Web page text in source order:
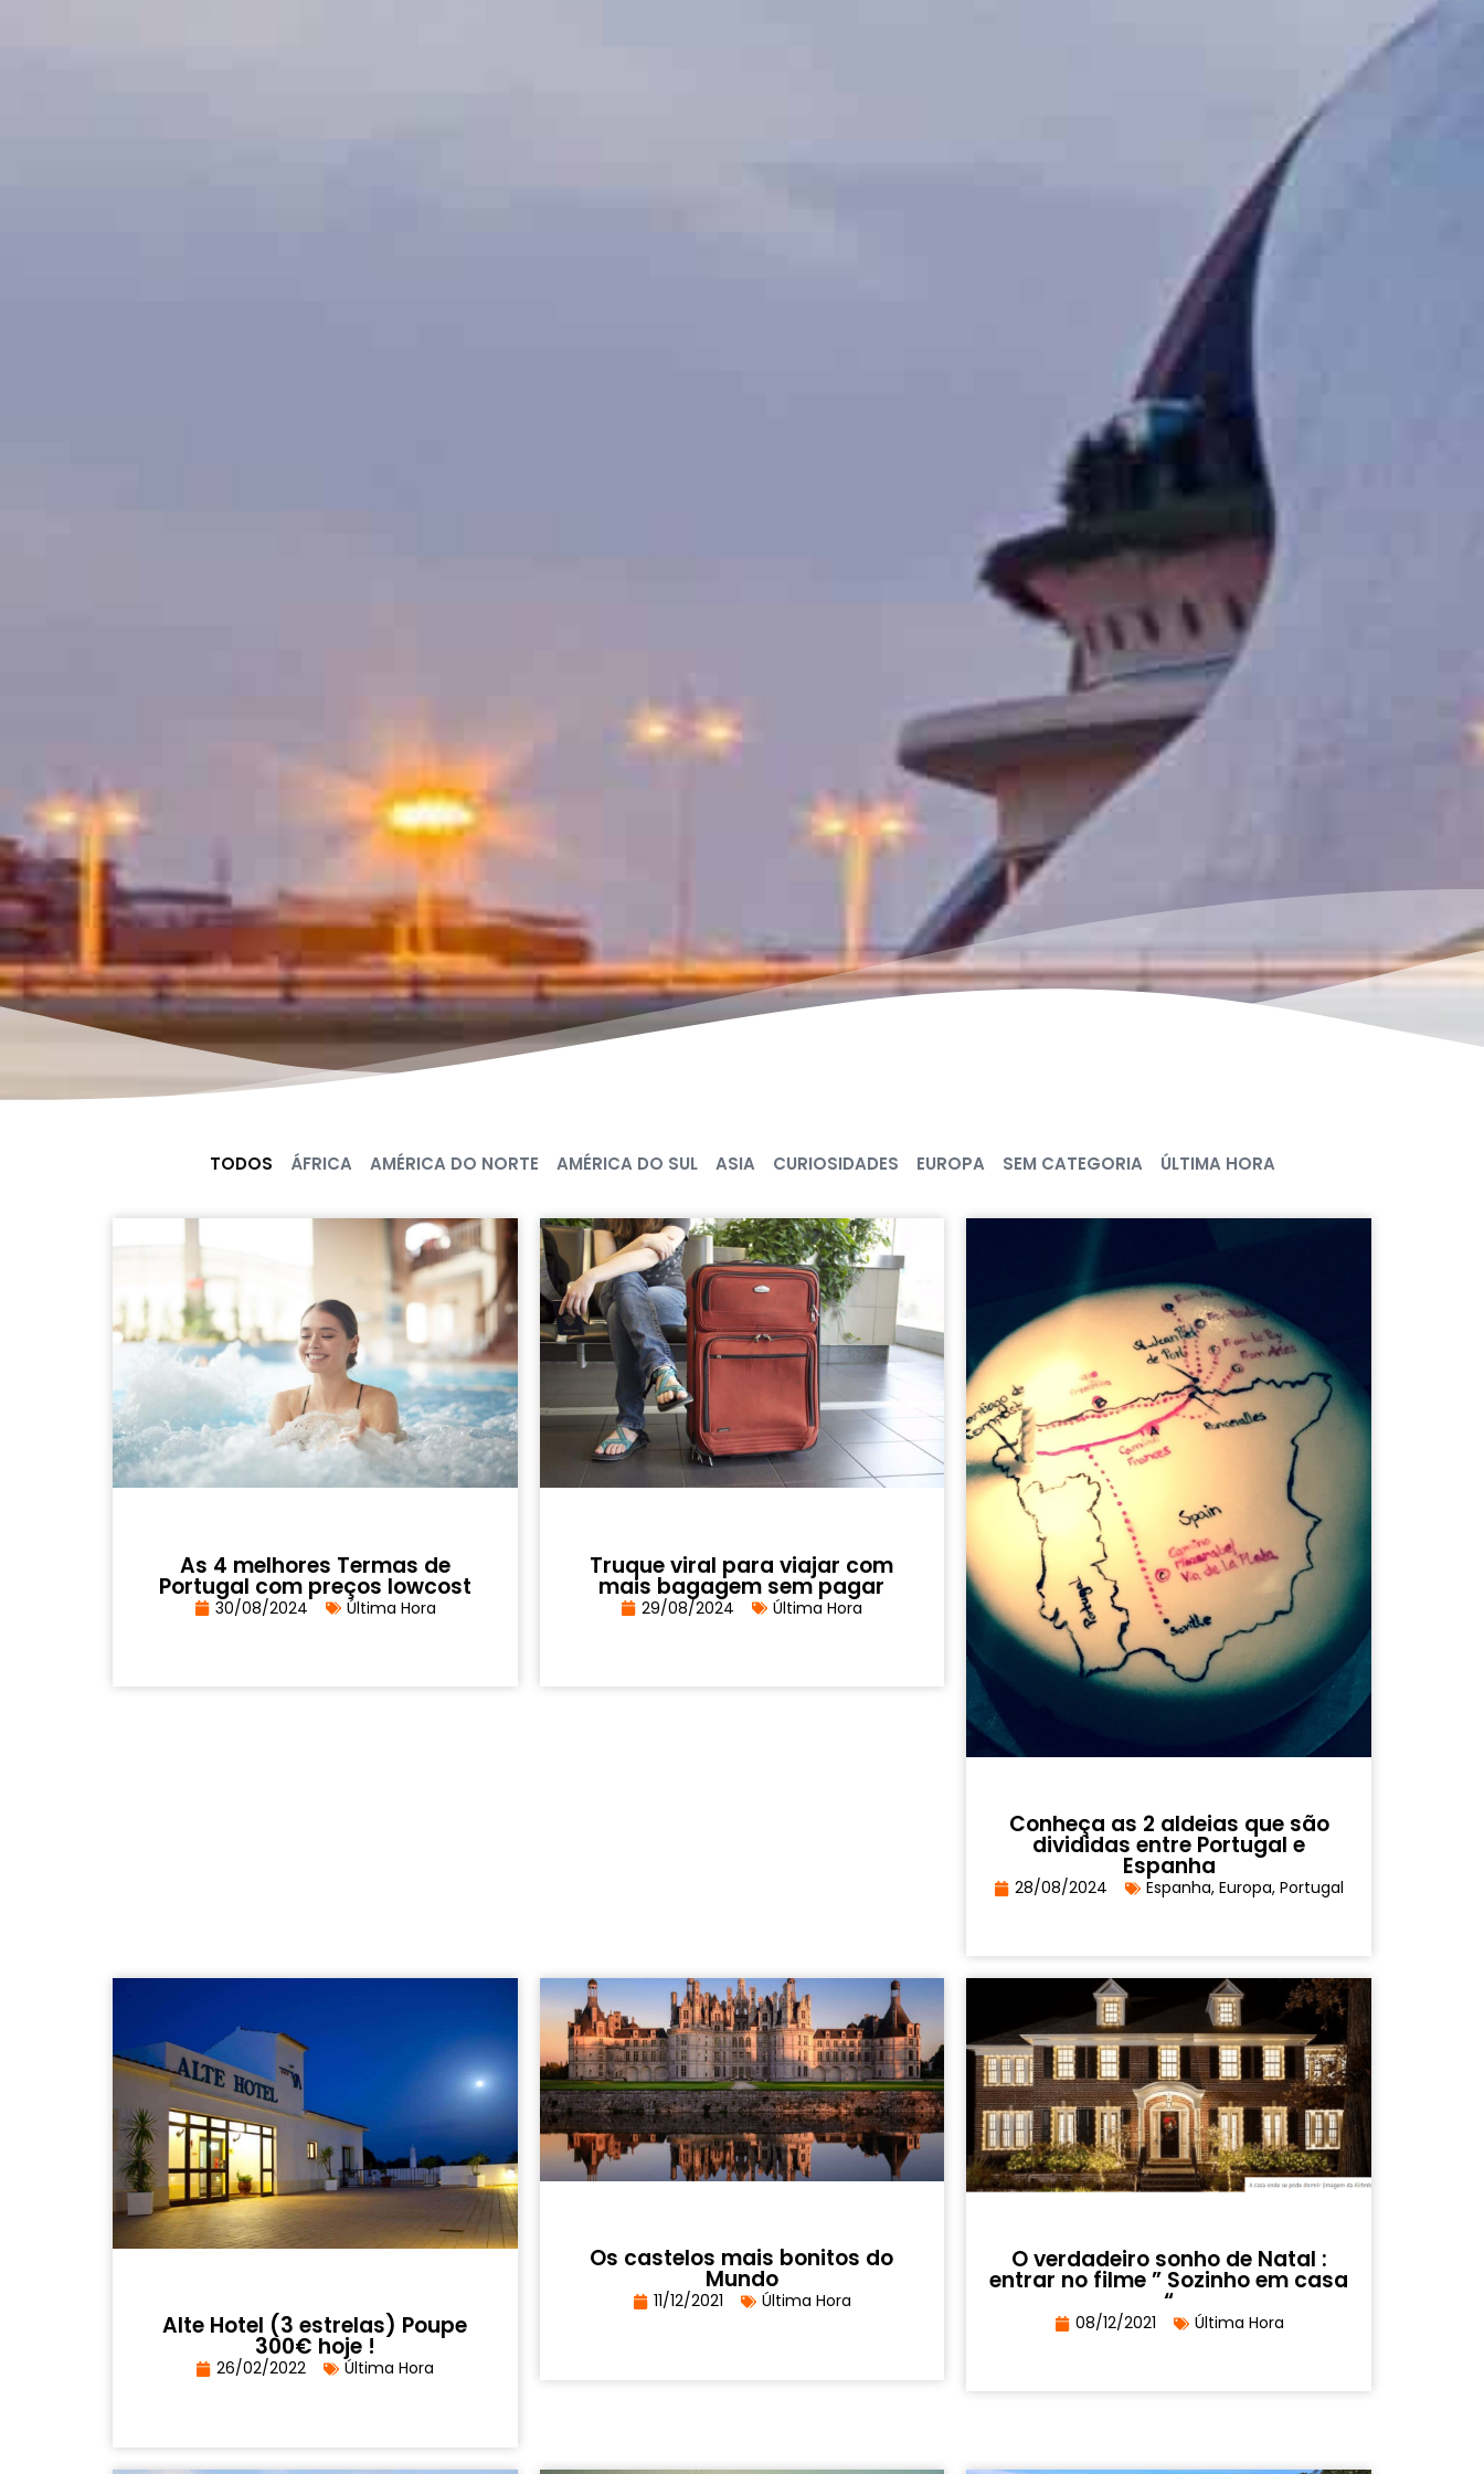
ÁFRICA AMÉRICA DO NORTE AMÉRICA DO SUL ASIA CURIOSIDADES EUROPA SEM CATEGORIA ÚLTIMA HORA
TODOS
As 4 melhores Termas de
Portugal com preços lowcost
30/08/2024 Última Hora
Truque viral para viajar com
mais bagagem sem pagar
29/08/2024 Última Hora
Conheça as 2 aldeias que são
divididas entre Portugal e
Espanha
28/08/2024 Espanha,Europa,Portugal
Alte Hotel (3 estrelas) Poupe
300€ hoje !
26/02/2022 Última Hora
Os castelos mais bonitos do
Mundo
11/12/2021 Última Hora
O verdadeiro sonho de Natal :
entrar no filme ” Sozinho em casa
“
08/12/2021 Última Hora